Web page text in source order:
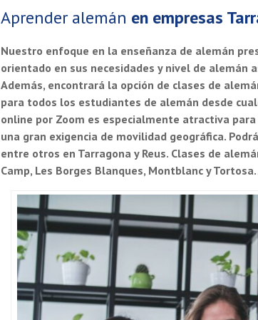
Aprender alemán en empresas
Nuestro enfoque en la enseñanza de alemán
orientado en sus necesidades y nivel de alemán
Además, encontrará la opción de clases de
para todos los estudiantes de alemán desde
online por Zoom es especialmente atractiva
una gran exigencia de movilidad geográfica.
entre otros en Tarragona y Reus. Clases de
Camp, Les Borges Blanques, Montblanc y Tortosa.